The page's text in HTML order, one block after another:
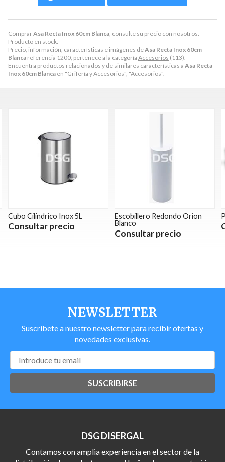
ComprarAsa Recta Inox 60cm Blanca, consulte su precio con nosotros.
Producto en stock.
Precio, información, características e imágenes deAsa Recta Inox 60cm
Blanca referencia 1200, pertenece a la categoría Accesorios (113).
Encuentra productos relacionados y de similares características a Asa Recta
Inox 60cm Blanca en "Grifería y Accesorios", "Accesorios".
Cubo Cilíndrico Inox 5L
Consultar precio
Escobillero Redondo Orion
Blanco
Consultar precio
NEWSLETTER
Suscríbete a nuestro newsletter para recibir ofertas y
novedades exclusivas.
SUSCRIBIRSE
DSG DISERGAL
Contamos con amplia experiencia en el sector de la